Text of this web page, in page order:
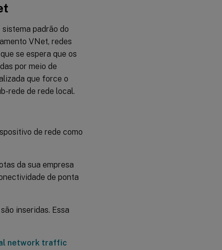
padrão do
VNet, redes
se espera que os
por meio de
que force o
rede de rede local.
de rede como
da sua empresa
de ponta
inseridas. Essa
network traffic